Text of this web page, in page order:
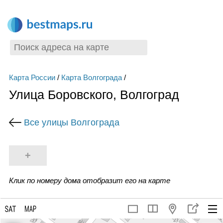
Карта России/ Карта Волгограда/
Улица Боровского, Волгоград
Все улицы Волгограда
+
Клик по номеру дома отобразит его на карте